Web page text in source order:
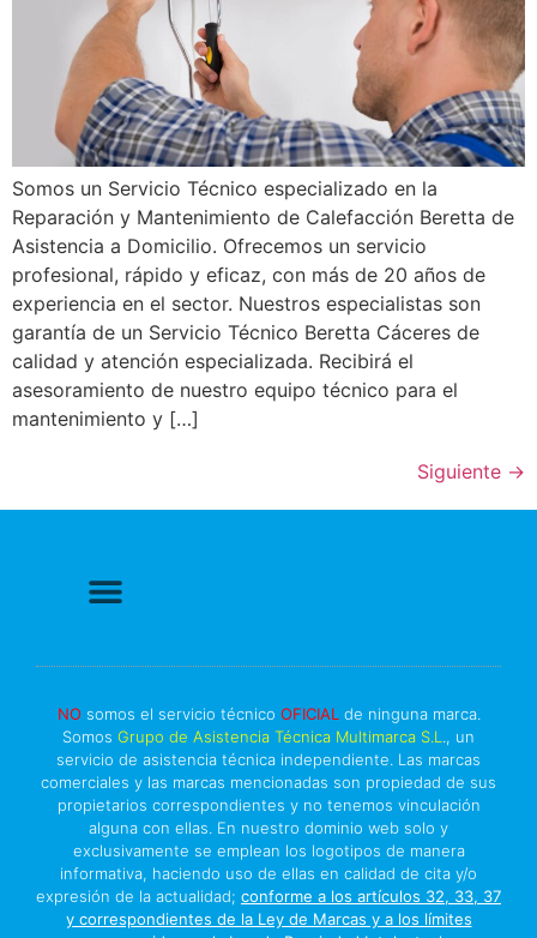
Somos un Servicio Técnico especializado en la
Reparación y Mantenimiento de Calefacción Beretta de
Asistencia a Domicilio. Ofrecemos un servicio
profesional, rápido y eficaz, con más de 20 años de
experiencia en el sector. Nuestros especialistas son
garantía de un Servicio Técnico Beretta Cáceres de
calidad y atención especializada. Recibirá el
asesoramiento de nuestro equipo técnico para el
mantenimiento y […]
Siguiente →
NO somos el servicio técnico OFICIAL de ninguna marca.
Somos Grupo de Asistencia Técnica Multimarca S.L., un
servicio de asistencia técnica independiente. Las marcas
comerciales y las marcas mencionadas son propiedad de sus
propietarios correspondientes y no tenemos vinculación
alguna con ellas. En nuestro dominio web solo y
exclusivamente se emplean los logotipos de manera
informativa, haciendo uso de ellas en calidad de cita y/o
expresión de la actualidad; conforme a los artículos 32, 33, 37
y correspondientes de la Ley de Marcas y a los límites